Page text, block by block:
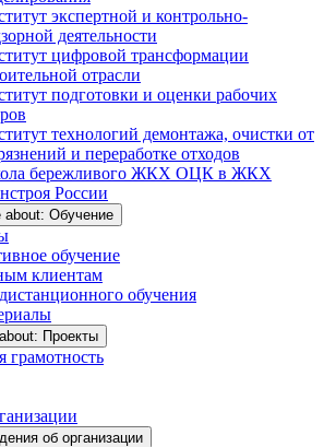
экспертной и контрольно-
деятельности
цифровой трансформации
отрасли
подготовки и оценки рабочих
технологий демонтажа, очистки от
и переработке отходов
бережливого ЖКХ ОЦК в ЖКХ
России
about: Обучение
обучение
клиентам
обучения
Проекты
грамотность
об организации